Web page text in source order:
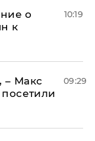
о
к
10:19
– Макс
09:29